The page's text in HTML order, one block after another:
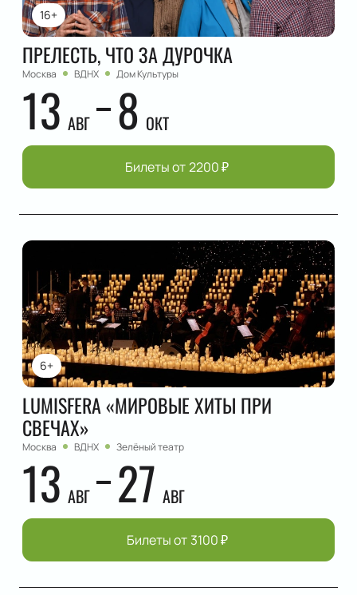
16+
ПРЕЛЕСТЬ, ЧТО ЗА ДУРОЧКА
Москва ВДНХ Дом Культуры
13 АВГ 8 ОКТ
Билеты от2200₽
6+
LUMISFERA «МИРОВЫЕ ХИТЫ ПРИ
СВЕЧАХ»
Москва ВДНХ Зелёный театр
13 АВГ 27 АВГ
Билеты от 3100₽